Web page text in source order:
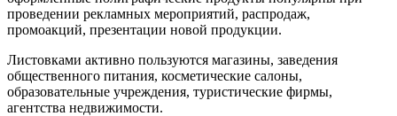
проведении рекламных мероприятий, распродаж,
промоакций, презентации новой продукции.
Листовками активно пользуются магазины, заведения
общественного питания, косметические салоны,
образовательные учреждения, туристические фирмы,
агентства недвижимости.